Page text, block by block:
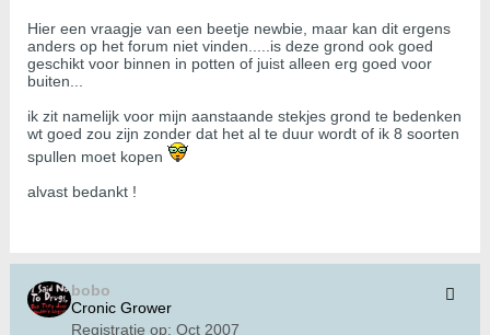
Hier een vraagje van een beetje newbie, maar kan dit ergens
anders op het forum niet vinden.....is deze grond ook goed
geschikt voor binnen in potten of juist alleen erg goed voor
buiten...
ik zit namelijk voor mijn aanstaande stekjes grond te bedenken
wt goed zou zijn zonder dat het al te duur wordt of ik 8 soorten
spullen moet kopen
alvast bedankt !
bobo
Cronic Grower
Registratie op: Oct 2007